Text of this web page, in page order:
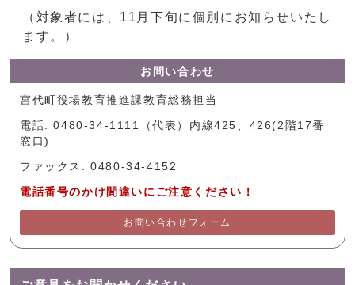
（対象者には、11月下旬に個別にお知らせいたし
ます。）
お問い合わせ
宮代町役場教育推進課教育総務担当
電話: 0480-34-1111（代表）内線425、426(2階17番
窓口)
ファックス: 0480-34-4152
電話番号のかけ間違いにご注意ください！
お問い合わせフォーム